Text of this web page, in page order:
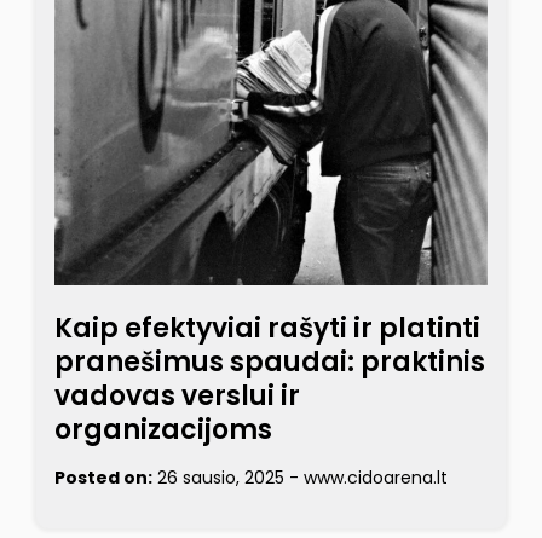
Kaip efektyviai rašyti ir platinti
pranešimus spaudai: praktinis
vadovas verslui ir
organizacijoms
Posted on: 26 sausio, 2025 - www.cidoarena.lt